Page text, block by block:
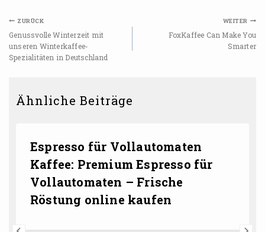
ZURÜCK
Genussvolle Winterzeit mit
unseren Winterkaffee-
Spezialitäten in Deutschland
WEITER
FoxKaffee Can Make You
Smarter
Ähnliche Beiträge
Espresso für Vollautomaten
Kaffee: Premium Espresso für
Vollautomaten – Frische
Röstung online kaufen